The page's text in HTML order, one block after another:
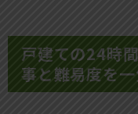
戸建ての24時
事と難易度を